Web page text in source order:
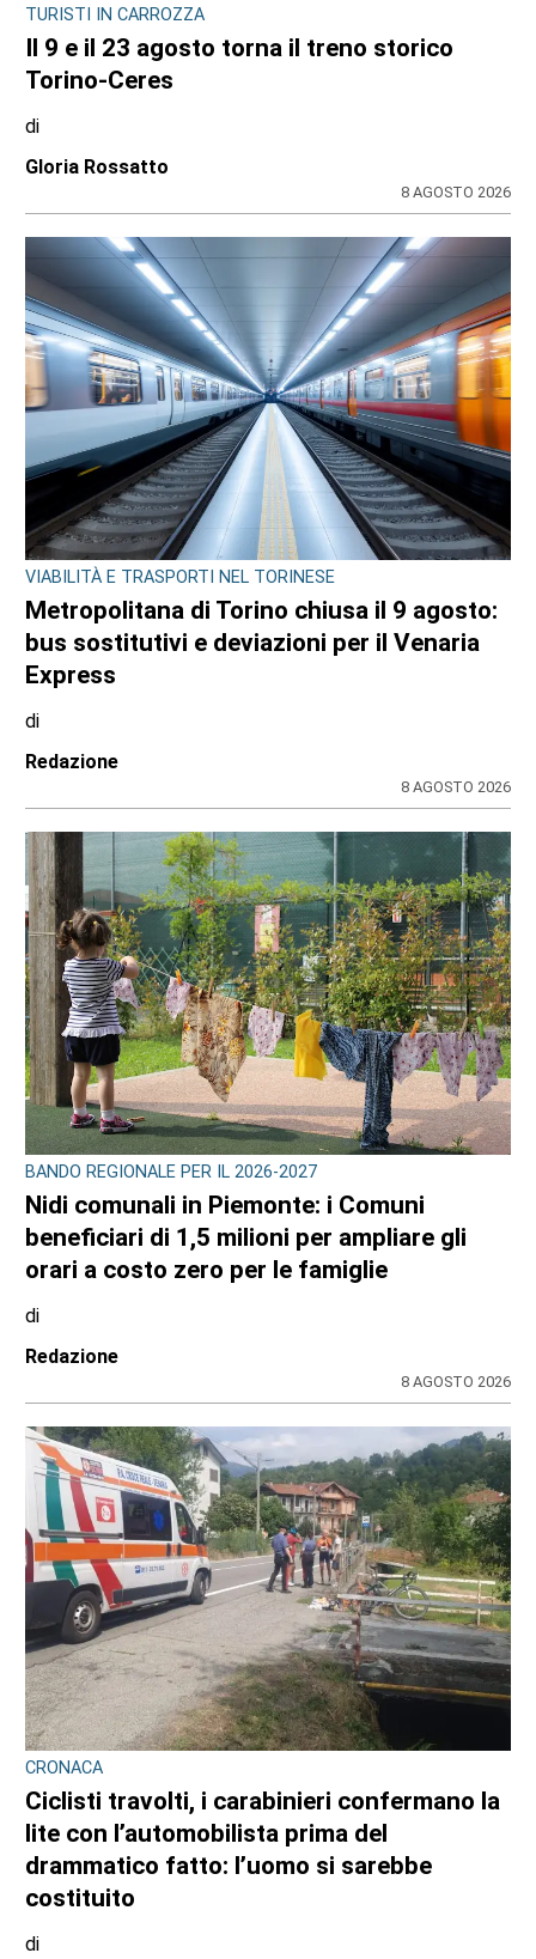
TURISTI IN CARROZZA
Il 9 e il 23 agosto torna il treno storico
Torino-Ceres
di
Gloria Rossatto
8 AGOSTO 2026
VIABILITÀ E TRASPORTI NEL TORINESE
Metropolitana di Torino chiusa il 9 agosto:
bus sostitutivi e deviazioni per il Venaria
Express
di
Redazione
8 AGOSTO 2026
BANDO REGIONALE PER IL 2026-2027
Nidi comunali in Piemonte: i Comuni
beneficiari di 1,5 milioni per ampliare gli
orari a costo zero per le famiglie
di
Redazione
8 AGOSTO 2026
CRONACA
Ciclisti travolti, i carabinieri confermano la
lite con l’automobilista prima del
drammatico fatto: l’uomo si sarebbe
costituito
di